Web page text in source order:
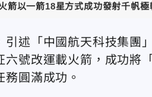
箭以一箭18星方式成功發射千帆
引述「中國航天科技集團
六號改運載火箭，成功將
務圓滿成功。